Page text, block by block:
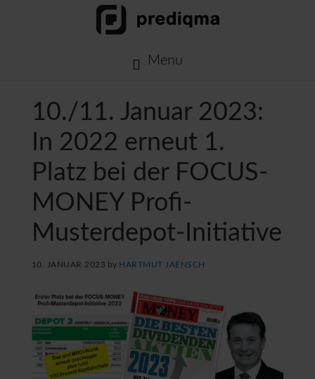
Menu
10./11. Januar 2023:
In 2022 erneut 1.
Platz bei der FOCUS-
MONEY Profi-
Musterdepot-Initiative
10. JANUAR 2023 by HARTMUT JAENSCH